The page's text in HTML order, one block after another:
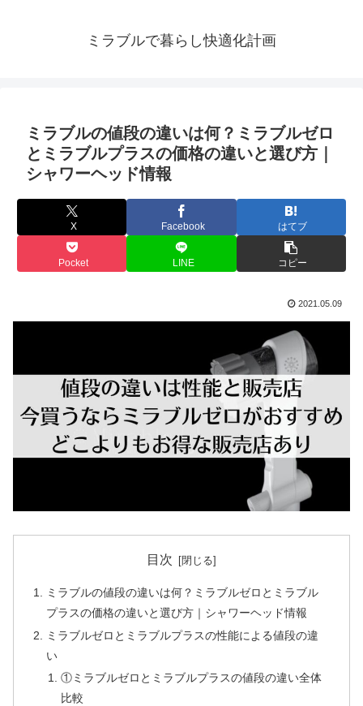
ミラブルで暮らし快適化計画
ミラブルの値段の違いは何？ミラブルゼロ
とミラブルプラスの価格の違いと選び方｜
シャワーヘッド情報
X Facebook はてブ
Pocket LINE コピー
2021.05.09
目次
ミラブルの値段の違いは何？ミラブルゼロとミラブル
プラスの価格の違いと選び方｜シャワーヘッド情報
ミラブルゼロとミラブルプラスの性能による値段の違
い
①ミラブルゼロとミラブルプラスの値段の違い全体
比較